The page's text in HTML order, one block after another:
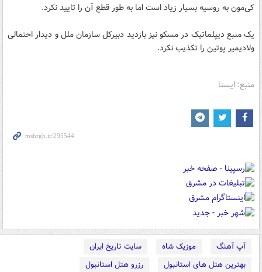
کی‌مون به روسیه بسیار زیاد است اما به طور قطع آن را تایید نکرد.
یک منبع دیپلماتیک در مسکو نیز بازدید دبیرکل سازمان ملل و دیدار احتمالی
ولادیمیر پوتین را تکذیب نکرد.
منبع: ایسنا
آپ آهنگ موزیک شاه
سایت تاریخ ایران
بهترین هتل های استانبول
رزرو هتل استانبول